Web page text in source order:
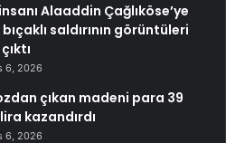
Alaaddin Çağlıköse’ye
saldırının görüntüleri
6, 2026
çıkan madeni para 39
kazandırdı
6, 2026